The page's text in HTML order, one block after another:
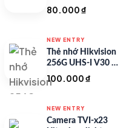
HS-TF-C1/128G
80.000₫
NEW ENTRY
Thẻ nhớ Hikvision
256G UHS-I V30 –
HS-TF-C1/256G
100.000₫
NEW ENTRY
Camera TVI-x23